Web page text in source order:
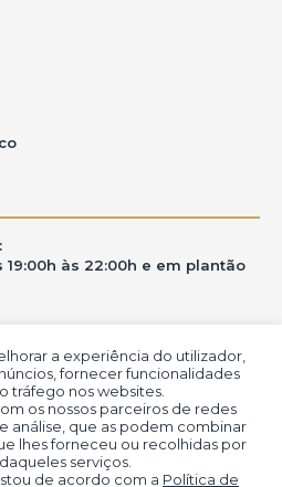
a experiência do utilizador,
fornecer funcionalidades
tráfego nos websites.
os nossos parceiros de redes
análise, que as podem combinar
lhes forneceu ou recolhidas por
serviços.
de acordo com a Política de
19:00h às 22:00h e em plantão
São Lourenço - MG